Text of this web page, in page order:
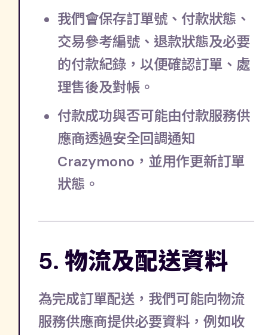
我們會保存訂單號、付款狀態、
交易參考編號、退款狀態及必要
的付款紀錄，以便確認訂單、處
理售後及對帳。
付款成功與否可能由付款服務供
應商透過安全回調通知
Crazymono，並用作更新訂單
狀態。
5. 物流及配送資料
為完成訂單配送，我們可能向物流
服務供應商提供必要資料，例如收